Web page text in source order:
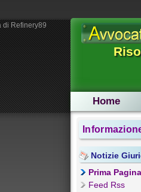
Home
Notizie
Prima Pagina
Feed Rss
Refinery89